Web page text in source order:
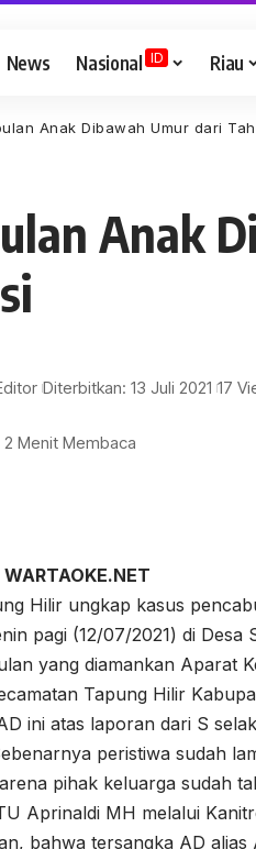
News Nasional ID Riau
Anak Dibawah Umur dari
Anak
Diterbitkan: 13 Juli 2021 17
2 Menit Membaca
WARTAOKE.NET
Hilir ungkap kasus
pagi (12/07/2021) di Desa
yang diamankan Aparat
Tapung Hilir
ini atas laporan dari S
peristiwa sudah
pihak keluarga sudah
Aprinaldi MH melalui
bahwa tersangka AD